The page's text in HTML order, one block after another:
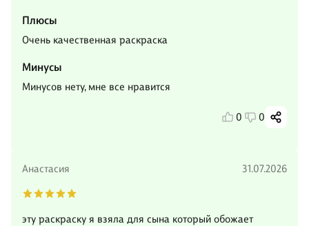
Плюсы
Очень качественная раскраска
Минусы
Минусов нету, мне все нравится
0 0
Анастасия 31.07.2026
эту раскраску я взяла для сына который обожает